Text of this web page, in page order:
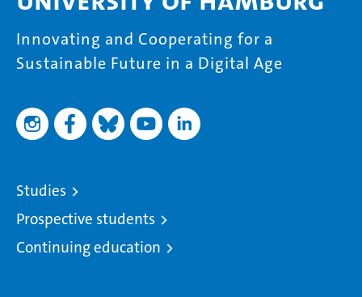
Innovating and Cooperating for a
Sustainable Future in a Digital Age
Studies
Prospective students
Continuing education